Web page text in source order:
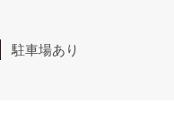
駐車場あり